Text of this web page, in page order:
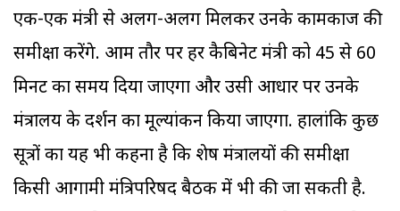
एक-एक मंत्री से अलग-अलग मिलकर उनके कामकाज की
समीक्षा करेंगे. आम तौर पर हर कैबिनेट मंत्री को 45 से 60
मिनट का समय दिया जाएगा और उसी आधार पर उनके
मंत्रालय के प्रदर्शन का मूल्यांकन किया जाएगा. हालांकि कुछ
सूत्रों का यह भी कहना है कि शेष मंत्रालयों की समीक्षा
किसी आगामी मंत्रिपरिषद बैठक में भी की जा सकती है.